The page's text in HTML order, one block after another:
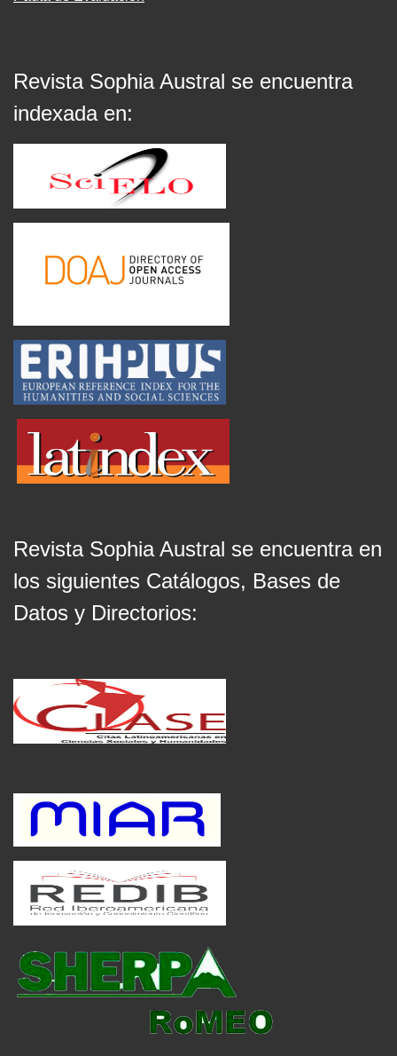
Revista Sophia Austral se encuentra
indexada en:
Revista Sophia Austral se encuentra en
los siguientes Catálogos, Bases de
Datos y Directorios: